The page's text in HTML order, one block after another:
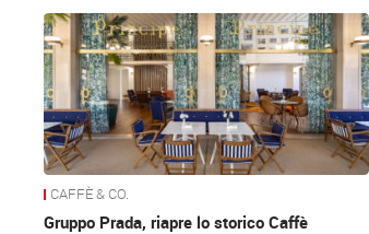
News
CAFFÈ & CO.
Gruppo Prada, riapre lo storico Caffè